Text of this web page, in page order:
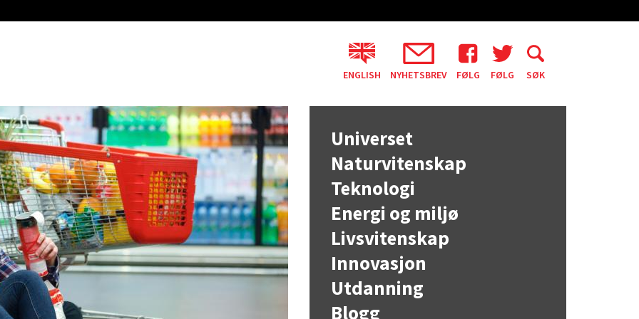
ENGLISH NYHETSBREV FØLG FØLG SØK
Universet
Naturvitenskap
Teknologi
Energi og miljø
Livsvitenskap
Innovasjon
Utdanning
Blogg